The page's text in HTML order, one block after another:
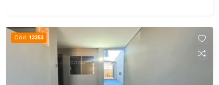
Cód. 13353